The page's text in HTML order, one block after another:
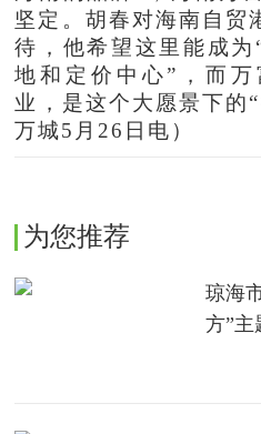
坚定。胡春对海南自贸
待，他希望这里能成
地和定价中心”，而
业，是这个大愿景下的
万城5月26日电）
为您推荐
琼海
方”主